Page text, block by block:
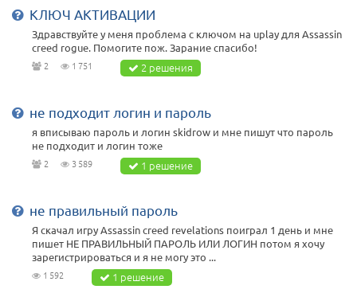
КЛЮЧ АКТИВАЦИИ
Здравствуйте у меня проблема с ключом на uplay для Assassin
creed rogue. Помогите пож. Зарание спасибо!
2 1 751 2 решения
не подходит логин и пароль
я вписываю пароль и логин skidrow и мне пишут что пароль
не подходит и логин тоже
2 3 589 1 решение
не правильный пароль
Я скачал игру Assassin creed revelations поиграл 1 день и мне
пишет НЕ ПРАВИЛЬНЫЙ ПАРОЛЬ ИЛИ ЛОГИН потом я хочу
зарегистрироваться и я не могу это ...
1 592 1 решение